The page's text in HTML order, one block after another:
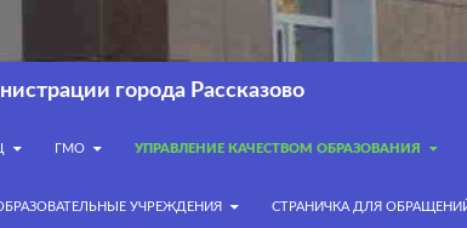
города Рассказово
ГМО УПРАВЛЕНИЕ КАЧЕСТВОМ ОБРАЗОВАНИЯ
УЧРЕЖДЕНИЯ СТРАНИЧКА ДЛЯ